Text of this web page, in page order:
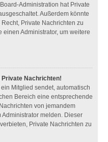
Administration hat Private
Außerdem könnte
Private Nachrichten zu
Administrator, um weitere
Nachrichten!
Mitglied sendet, automatisch
Bereich eine entsprechende
von jemandem
melden. Dieser
Private Nachrichten zu